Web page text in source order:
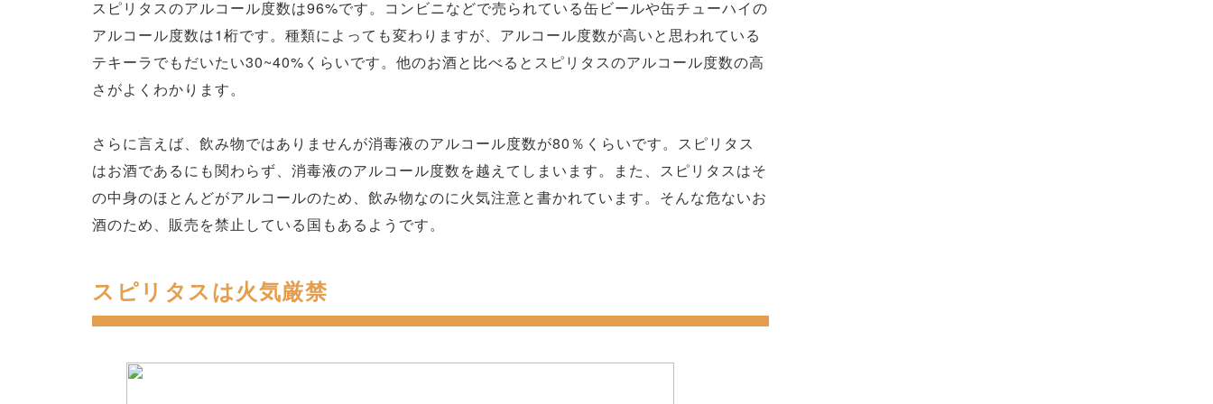
スピリタスのアルコール度数は96%です。コンビニなどで売られている缶ビールや缶チューハイの
アルコール度数は1桁です。種類によっても変わりますが、アルコール度数が高いと思われている
テキーラでもだいたい30~40%くらいです。他のお酒と比べるとスピリタスのアルコール度数の高
さがよくわかります。
さらに言えば、飲み物ではありませんが消毒液のアルコール度数が80％くらいです。スピリタス
はお酒であるにも関わらず、消毒液のアルコール度数を越えてしまいます。また、スピリタスはそ
の中身のほとんどがアルコールのため、飲み物なのに火気注意と書かれています。そんな危ないお
酒のため、販売を禁止している国もあるようです。
スピリタスは火気厳禁